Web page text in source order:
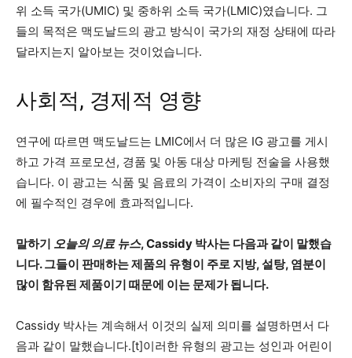
위 소득 국가(UMIC) 및 중하위 소득 국가(LMIC)였습니다. 그
들의 목적은 맥도날드의 광고 방식이 국가의 재정 상태에 따라
달라지는지 알아보는 것이었습니다.
사회적, 경제적 영향
연구에 따르면 맥도날드는 LMIC에서 더 많은 IG 광고를 게시
하고 가격 프로모션, 경품 및 아동 대상 마케팅 전술을 사용했
습니다. 이 광고는 식품 및 음료의 가격이 소비자의 구매 결정
에 필수적인 경우에 효과적입니다.
말하기 오늘의 의료 뉴스, Cassidy 박사는 다음과 같이 말했습
니다. 그들이 판매하는 제품의 유형이 주로 지방, 설탕, 염분이
많이 함유된 제품이기 때문에 이는 문제가 됩니다.
Cassidy 박사는 계속해서 이것의 실제 의미를 설명하면서 다
음과 같이 말했습니다.[t]이러한 유형의 광고는 성인과 어린이